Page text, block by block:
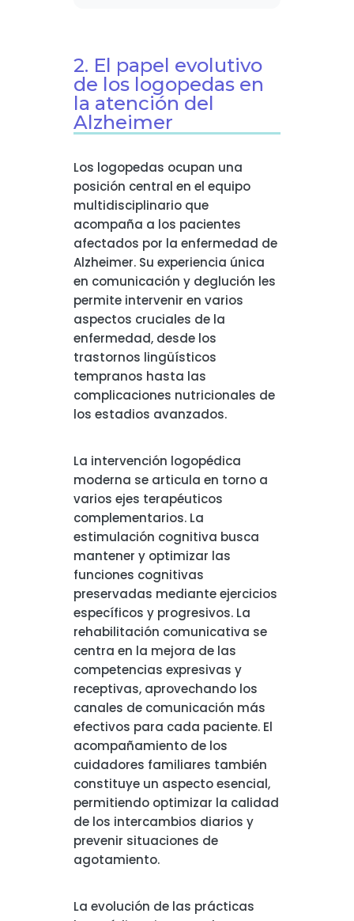
2. El papel evolutivo
de los logopedas en
la atención del
Alzheimer
Los logopedas ocupan una
posición central en el equipo
multidisciplinario que
acompaña a los pacientes
afectados por la enfermedad de
Alzheimer. Su experiencia única
en comunicación y deglución les
permite intervenir en varios
aspectos cruciales de la
enfermedad, desde los
trastornos lingüísticos
tempranos hasta las
complicaciones nutricionales de
los estadios avanzados.
La intervención logopédica
moderna se articula en torno a
varios ejes terapéuticos
complementarios. La
estimulación cognitiva busca
mantener y optimizar las
funciones cognitivas
preservadas mediante ejercicios
específicos y progresivos. La
rehabilitación comunicativa se
centra en la mejora de las
competencias expresivas y
receptivas, aprovechando los
canales de comunicación más
efectivos para cada paciente. El
acompañamiento de los
cuidadores familiares también
constituye un aspecto esencial,
permitiendo optimizar la calidad
de los intercambios diarios y
prevenir situaciones de
agotamiento.
La evolución de las prácticas